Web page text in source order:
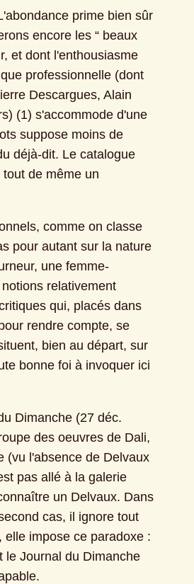
prime bien sûr
encore les “ beaux
et dont l'enthousiasme
professionnelle (dont
Descargues, Alain
(1) s'accommode d'une
suppose moins de
déjà-dit. Le catalogue
de même un
comme on classe
pour autant sur la nature
une femme-
relativement
qui, placés dans
rendre compte, se
bien au départ, sur
bonne foi à invoquer ici
Dimanche (27 déc.
des oeuvres de Dali,
(vu l'absence de Delvaux
pas allé à la galerie
un Delvaux. Dans
cas, il ignore tout
impose ce paradoxe :
le Journal du Dimanche